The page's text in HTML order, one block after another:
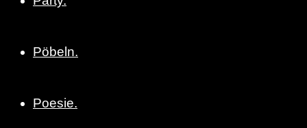
Pöbeln.
Poesie.